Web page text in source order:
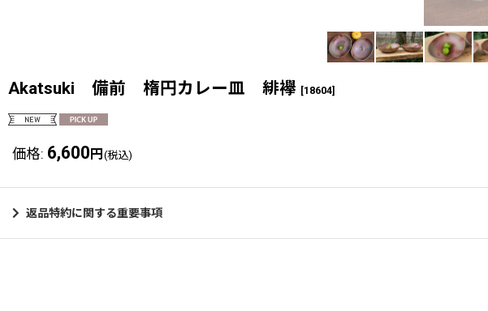
Akatsuki 備前 楕円カレー皿 緋襷 [18604]
価格: 6,600 円 (税込)
返品特約に関する重要事項